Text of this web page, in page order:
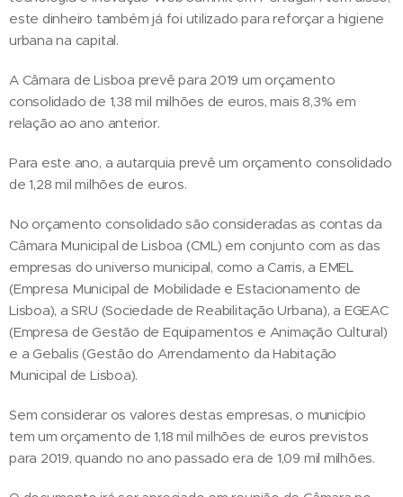
este dinheiro também já foi utilizado para reforçar a higiene
urbana na capital.
A Câmara de Lisboa prevê para 2019 um orçamento
consolidado de 1,38 mil milhões de euros, mais 8,3% em
relação ao ano anterior.
Para este ano, a autarquia prevê um orçamento consolidado
de 1,28 mil milhões de euros.
No orçamento consolidado são consideradas as contas da
Câmara Municipal de Lisboa (CML) em conjunto com as das
empresas do universo municipal, como a Carris, a EMEL
(Empresa Municipal de Mobilidade e Estacionamento de
Lisboa), a SRU (Sociedade de Reabilitação Urbana), a EGEAC
(Empresa de Gestão de Equipamentos e Animação Cultural)
e a Gebalis (Gestão do Arrendamento da Habitação
Municipal de Lisboa).
Sem considerar os valores destas empresas, o município
tem um orçamento de 1,18 mil milhões de euros previstos
para 2019, quando no ano passado era de 1,09 mil milhões.